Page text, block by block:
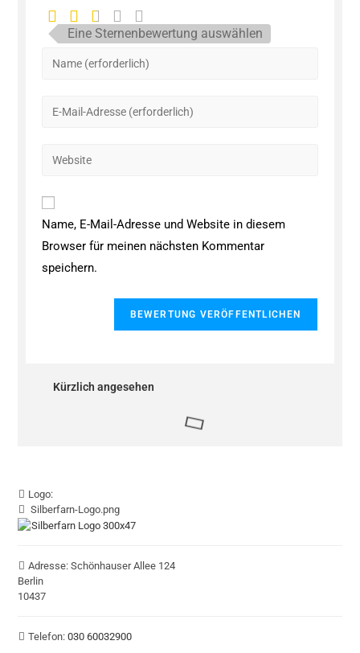
Eine Sternenbewertung auswählen
Name, E-Mail-Adresse und Website in diesem
Browser für meinen nächsten Kommentar
speichern.
Kürzlich angesehen
Logo:
Silberfarn-Logo.png
Adresse: Schönhauser Allee 124
Berlin
10437
Telefon: 030 60032900